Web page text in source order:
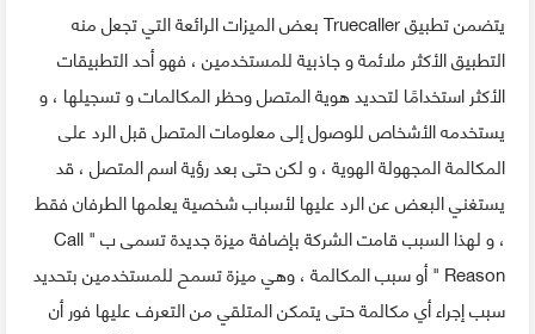
يتضمن تطبيق Truecaller بعض الميزات الرائعة التي تجعل منه
التطبيق الأكثر ملائمة و جاذبية للمستخدمين ، فهو أحد التطبيقات
الأكثر استخدامًا لتحديد هوية المتصل وحظر المكالمات و تسجيلها ، و
يستخدمه الأشخاص للوصول إلى معلومات المتصل قبل الرد على
المكالمة المجهولة الهوية ، و لكن حتى بعد رؤية اسم المتصل ، قد
يستغني البعض عن الرد عليها لأسباب شخصية يعلمها الطرفان فقط
، و لهذا السبب قامت الشركة بإضافة ميزة جديدة تسمى ب " Call
Reason " أو سبب المكالمة ، وهي ميزة تسمح للمستخدمين بتحديد
سبب إجراء أي مكالمة حتى يتمكن المتلقي من التعرف عليها فور أن